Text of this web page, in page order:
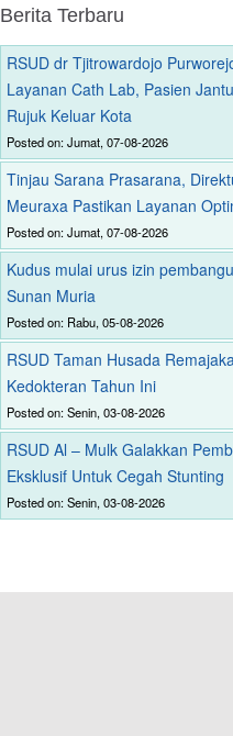
Berita Terbaru
RSUD dr Tjitrowardojo
Layanan Cath Lab, Pasien
Rujuk Keluar Kota
Posted on: Jumat, 07-08-2026
Tinjau Sarana Prasarana,
Meuraxa Pastikan Layanan
Posted on: Jumat, 07-08-2026
Kudus mulai urus izin
Sunan Muria
Posted on: Rabu, 05-08-2026
RSUD Taman Husada
Kedokteran Tahun Ini
Posted on: Senin, 03-08-2026
RSUD Al – Mulk Galakkan
Eksklusif Untuk Cegah Stunting
Posted on: Senin, 03-08-2026